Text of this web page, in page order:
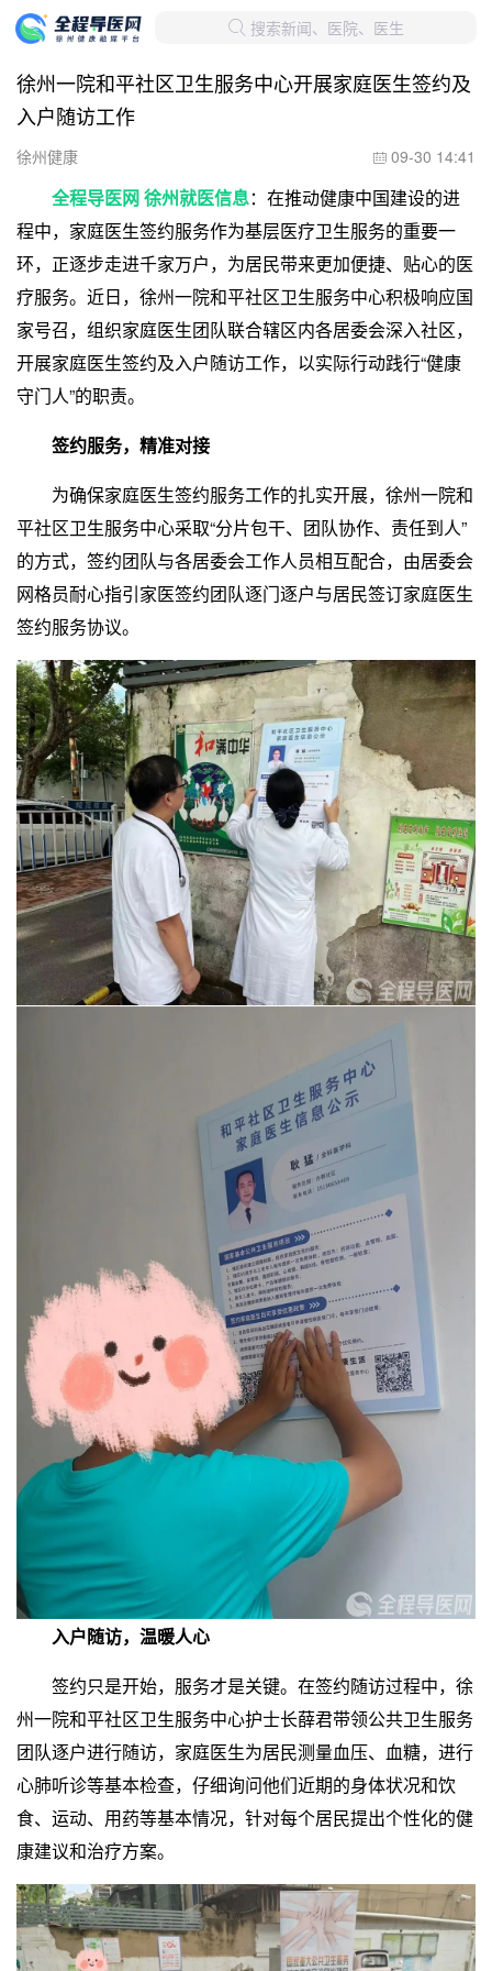
 搜索新闻、医院、医生
徐州一院和平社区卫生服务中心开展家庭医生签约及
入户随访工作
徐州健康  09-30 14:41
全程导医网 徐州就医信息：在推动健康中国建设的进
程中，家庭医生签约服务作为基层医疗卫生服务的重要一
环，正逐步走进千家万户，为居民带来更加便捷、贴心的医
疗服务。近日，徐州一院和平社区卫生服务中心积极响应国
家号召，组织家庭医生团队联合辖区内各居委会深入社区，
开展家庭医生签约及入户随访工作，以实际行动践行“健康
守门人”的职责。
签约服务，精准对接
为确保家庭医生签约服务工作的扎实开展，徐州一院和
平社区卫生服务中心采取“分片包干、团队协作、责任到人”
的方式，签约团队与各居委会工作人员相互配合，由居委会
网格员耐心指引家医签约团队逐门逐户与居民签订家庭医生
签约服务协议。
入户随访，温暖人心
签约只是开始，服务才是关键。在签约随访过程中，徐
州一院和平社区卫生服务中心护士长薛君带领公共卫生服务
团队逐户进行随访，家庭医生为居民测量血压、血糖，进行
心肺听诊等基本检查，仔细询问他们近期的身体状况和饮
食、运动、用药等基本情况，针对每个居民提出个性化的健
康建议和治疗方案。